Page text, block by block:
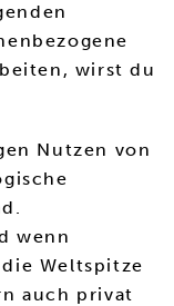
wirst du
Nutzen von
wenn
Weltspitze
auch privat